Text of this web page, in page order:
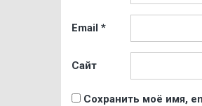
Email *
Сайт
Сохранить моё имя,